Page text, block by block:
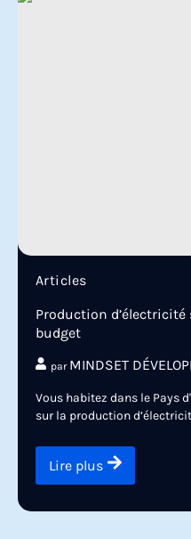
Articles
Production
budget
par MINDSET
Vous habitez dans le Pays
sur la production
Lire plus